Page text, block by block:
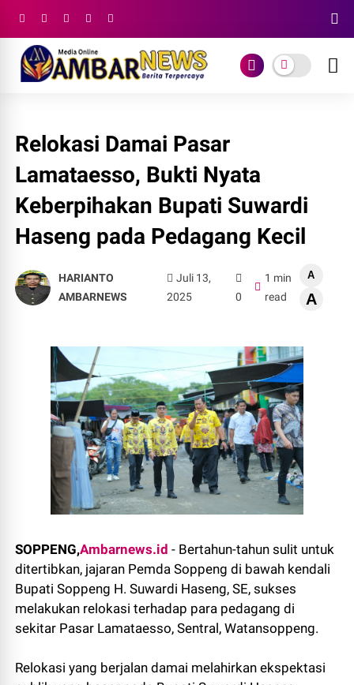
Relokasi Damai Pasar
Lamataesso, Bukti Nyata
Keberpihakan Bupati Suwardi
Haseng pada Pedagang Kecil
HARIANTO
AMBARNEWS
Juli 13,
2025
0
1 min
read
A
A
SOPPENG,Ambarnews.id - Bertahun-tahun sulit untuk
ditertibkan, jajaran Pemda Soppeng di bawah kendali
Bupati Soppeng H. Suwardi Haseng, SE, sukses
melakukan relokasi terhadap para pedagang di
sekitar Pasar Lamataesso, Sentral, Watansoppeng.
Relokasi yang berjalan damai melahirkan ekspektasi